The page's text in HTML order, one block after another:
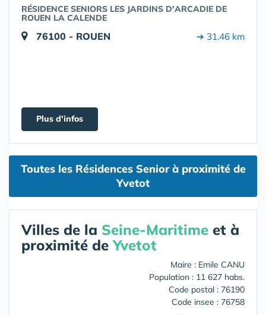
RÉSIDENCE SENIORS LES JARDINS D'ARCADIE DE
ROUEN LA CALENDE
76100 - ROUEN ➔ 31.46 km
Plus d'infos
Toutes les Résidences Senior à proximité de
Yvetot
Villes de la Seine-Maritime et à
proximité deYvetot
Maire : Emile CANU
Population : 11 627 habs.
Code postal : 76190
Code insee : 76758